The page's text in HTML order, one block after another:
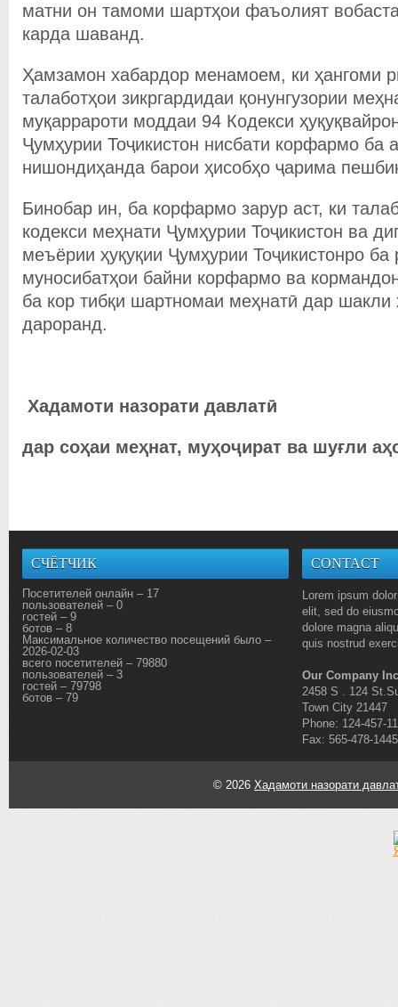
матни он тамоми шартҳои фаъолият
карда шаванд.
Ҳамзамон хабардор менамоем, ки ҳангоми
талаботҳои зикргардидаи қонунгузории
муқаррароти моддаи 94 Кодекси
Ҷумҳурии Тоҷикистон нисбати корфармо ба
нишондиҳанда барои ҳисобҳо ҷарима
Бинобар ин, ба корфармо зарур аст, ки
кодекси меҳнати Ҷумҳурии Тоҷикистон ва
меъёрии ҳуқуқии Ҷумҳурии Тоҷикистонро ба
муносибатҳои байни корфармо ва
ба кор тибқи шартномаи меҳнатӣ дар шакли
дароранд.
Хадамоти назорати давлатӣ
дар соҳаи меҳнат, муҳоҷират ва шуғли
СЧЁТЧИК
Посетителей онлайн – 17
пользователей – 0
гостей – 9
ботов – 8
Максимальное количество посещений было –
2026-02-03
всего посетителей – 79880
пользователей – 3
гостей – 79798
ботов – 79
CONTACT
Lorem ipsum
elit, sed do
dolore magna
quis nostrud
Our Company
2458 S . 124
Town City 21447
Phone: 124-457-
Fax: 565-478-1445
© 2026 Хадамоти назорати